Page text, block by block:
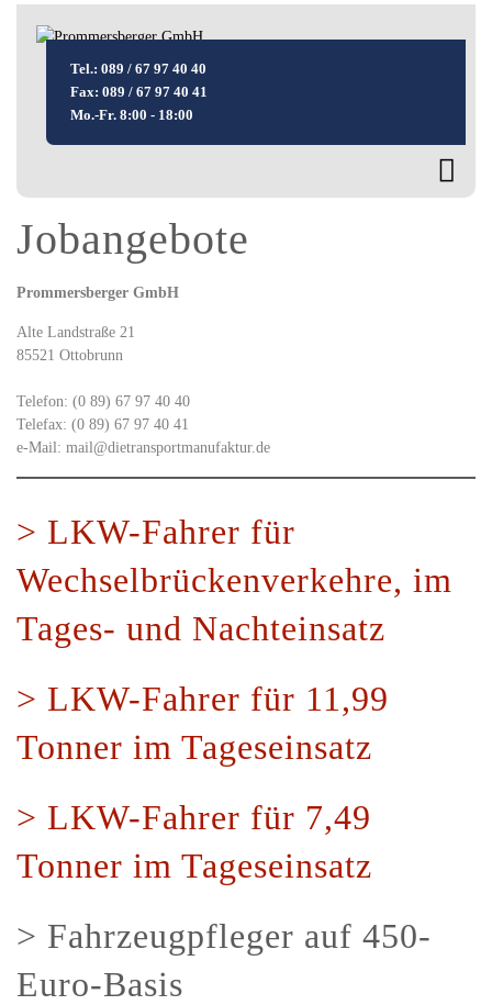
Tel.: 089 / 67 97 40 40
Fax: 089 / 67 97 40 41
Mo.-Fr. 8:00 - 18:00
Jobangebote
Prommersberger GmbH
Alte Landstraße 21
85521 Ottobrunn
Telefon: (0 89) 67 97 40 40
Telefax: (0 89) 67 97 40 41
e-Mail: mail@dietransportmanufaktur.de
> LKW-Fahrer für
Wechselbrückenverkehre, im
Tages- und Nachteinsatz
> LKW-Fahrer für 11,99
Tonner im Tageseinsatz
> LKW-Fahrer für 7,49
Tonner im Tageseinsatz
> Fahrzeugpfleger auf 450-
Euro-Basis